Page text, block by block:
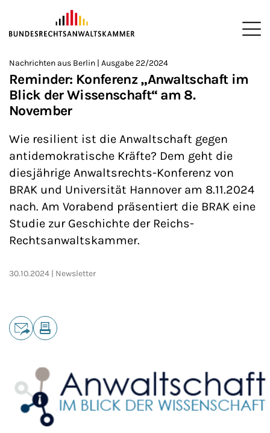
ZUM HAUPTINHALT SPRINGEN
Sie befinden sich hier:
>
Startseite
>
Newsroom
>
Newsletter
>
Nachrichten aus Berlin
Nachrichten aus Berlin | Ausgabe 22/2024
Reminder: Konferenz „Anwaltschaft im
Blick der Wissenschaft“ am 8.
November
Wie resilient ist die Anwaltschaft gegen
antidemokratische Kräfte? Dem geht die
diesjährige Anwaltsrechts-Konferenz von
BRAK und Universität Hannover am 8.11.2024
nach. Am Vorabend präsentiert die BRAK eine
Studie zur Geschichte der Reichs-
Rechtsanwaltskammer.
30.10.2024 Newsletter
Teilen